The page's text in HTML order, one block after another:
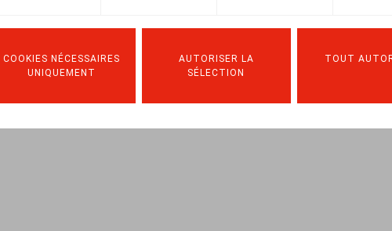
COOKIES NÉCESSAIRES
UNIQUEMENT
AUTORISER LA
SÉLECTION
TOUT
208 p.